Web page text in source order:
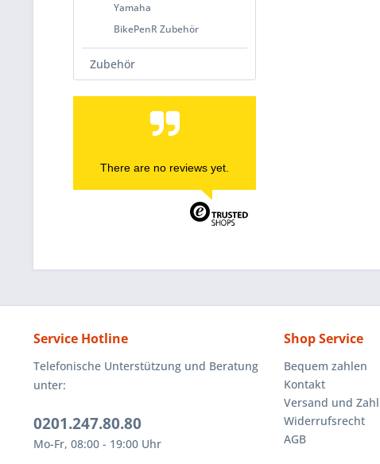
Yamaha
BikePenR Zubehör
Zubehör
There are no reviews yet.
Service Hotline
Telefonische Unterstützung und Beratung
unter:
0201.247.80.80
Mo-Fr, 08:00 - 19:00 Uhr
Shop Service
Bequem zahlen
Kontakt
Versand und
Widerrufsrecht
AGB